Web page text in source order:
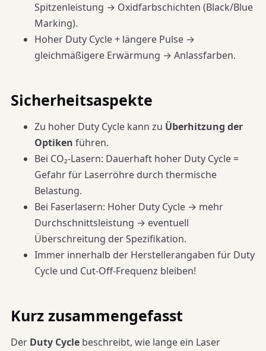
Spitzenleistung → Oxidfarbschichten (Black/Blue
Marking).
Hoher Duty Cycle + längere Pulse →
gleichmäßigere Erwärmung → Anlassfarben.
Sicherheitsaspekte
Zu hoher Duty Cycle kann zu Überhitzung der
Optiken führen.
Bei CO₂-Lasern: Dauerhaft hoher Duty Cycle =
Gefahr für Laserröhre durch thermische
Belastung.
Bei Faserlasern: Hoher Duty Cycle → mehr
Durchschnittsleistung → eventuell
Überschreitung der Spezifikation.
Immer innerhalb der Herstellerangaben für Duty
Cycle und Cut-Off-Frequenz bleiben!
Kurz zusammengefasst
Der Duty Cycle beschreibt, wie lange ein Laser